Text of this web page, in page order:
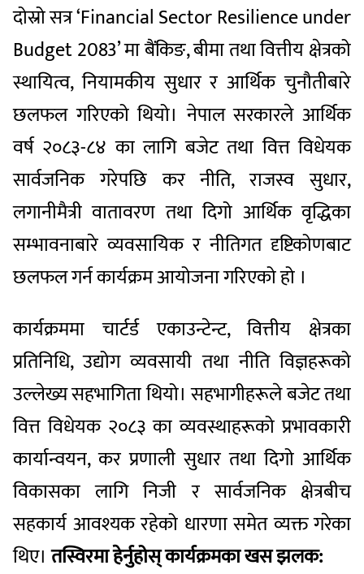
दोस्रो सत्र ‘Financial Sector Resilience under
Budget 2083’ मा बैंकिङ, बीमा तथा वित्तीय क्षेत्रको
स्थायित्व, नियामकीय सुधार र आर्थिक चुनौतीबारे
छलफल गरिएको थियो। नेपाल सरकारले आर्थिक
वर्ष २०८३-८४ का लागि बजेट तथा वित्त विधेयक
सार्वजनिक गरेपछि कर नीति, राजस्व सुधार,
लगानीमैत्री वातावरण तथा दिगो आर्थिक वृद्धिका
सम्भावनाबारे व्यवसायिक र नीतिगत दृष्टिकोणबाट
छलफल गर्न कार्यक्रम आयोजना गरिएको हो ।
कार्यक्रममा चार्टर्ड एकाउन्टेन्ट, वित्तीय क्षेत्रका
प्रतिनिधि, उद्योग व्यवसायी तथा नीति विज्ञहरूको
उल्लेख्य सहभागिता थियो। सहभागीहरूले बजेट तथा
वित्त विधेयक २०८३ का व्यवस्थाहरूको प्रभावकारी
कार्यान्वयन, कर प्रणाली सुधार तथा दिगो आर्थिक
विकासका लागि निजी र सार्वजनिक क्षेत्रबीच
सहकार्य आवश्यक रहेको धारणा समेत व्यक्त गरेका
थिए।तस्विरमा हेर्नुहोस् कार्यक्रमका खस झलक: